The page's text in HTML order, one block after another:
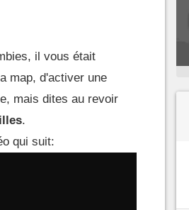
il vous était
map, d'activer une
mais dites au revoir
.
qui suit: